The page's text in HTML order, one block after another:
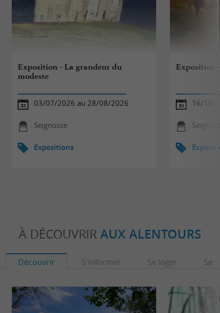
Exposition - La grandeur du
modeste
03/07/2026 au 28/08/2026
Seignosse
Expositions
Exposition
16/10/
À DÉCOUVRIR AUX ALENTOURS
Découvrir S'informer Se loger Se